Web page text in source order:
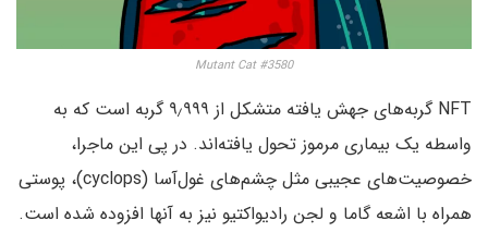
Mutant Cat #3580
NFT گربه‌های جهش یافته متشکل از ۹٫۹۹۹ گربه است که به
واسطه یک بیماری مرموز تحول یافته‌اند. در پی این ماجرا،
خصوصیت‌های عجیبی مثل چشم‌های غول‌آسا (cyclops)، پوستی
همراه با اشعه گاما و لجن رادیواکتیو نیز به آنها افزوده شده است.